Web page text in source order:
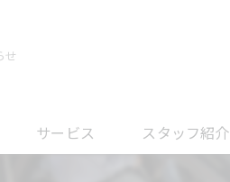
せ
サービス スタッフ紹介